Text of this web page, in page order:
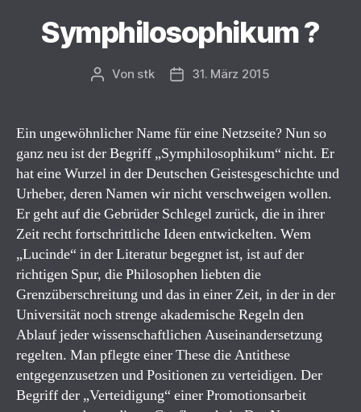
Symphilosophikum ?
Beitragsautor
Von stk Beitragsdatum
31. März 2015
Ein ungewöhnlicher Name für eine Netzseite? Nun so
ganz neu ist der Begriff „Symphilosophikum“ nicht. Er
hat eine Wurzel in der Deutschen Geistesgeschichte und
Urheber, deren Namen wir nicht verschweigen wollen.
Er geht auf die Gebrüder Schlegel zurück, die in ihrer
Zeit recht fortschrittliche Ideen entwickelten. Wem
„Lucinde“ in der Literatur begegnet ist, ist auf der
richtigen Spur, die Philosophen liebten die
Grenzüberschreitung und das in einer Zeit, in der in der
Universität noch strenge akademische Regeln den
Ablauf jeder wissenschaftlichen Auseinandersetzung
regelten. Man pflegte einer These die Antithese
entgegenzusetzen und Positionen zu verteidigen. Der
Begriff der „Verteidigung“ einer Promotionsarbeit